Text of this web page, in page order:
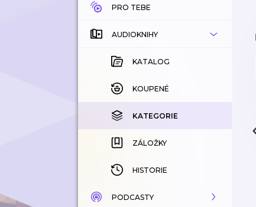
PRO TEBE
AUDIOKNIHY
KATALOG
KOUPENÉ
KATEGORIE
ZÁLOŽKY
HISTORIE
PODCASTY